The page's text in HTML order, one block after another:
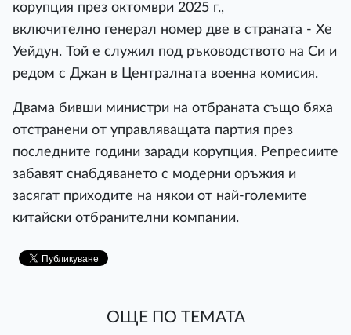
корупция през октомври 2025 г.,
включително генерал номер две в страната - Хе
Уейдун. Той е служил под ръководството на Си и
редом с Джан в Централната военна комисия.
Двама бивши министри на отбраната също бяха
отстранени от управляващата партия през
последните години заради корупция. Репресиите
забавят снабдяването с модерни оръжия и
засягат приходите на някои от най-големите
китайски отбранителни компании.
ОЩЕ ПО ТЕМАТА